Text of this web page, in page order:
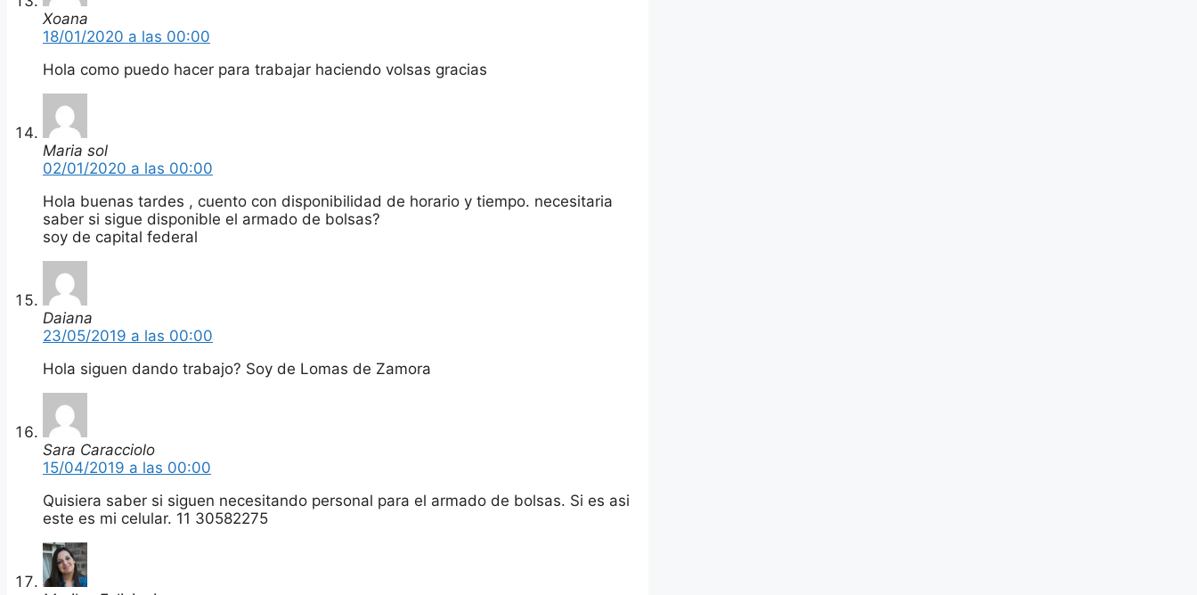
Xoana
18/01/2020 a las 00:00
Hola como puedo hacer para trabajar haciendo volsas gracias
Maria sol
02/01/2020 a las 00:00
Hola buenas tardes , cuento con disponibilidad de horario y tiempo. necesitaria
saber si sigue disponible el armado de bolsas?
soy de capital federal
Daiana
23/05/2019 a las 00:00
Hola siguen dando trabajo? Soy de Lomas de Zamora
Sara Caracciolo
15/04/2019 a las 00:00
Quisiera saber si siguen necesitando personal para el armado de bolsas. Si es asi
este es mi celular. 11 30582275